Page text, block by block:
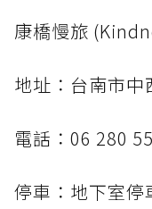
康橋慢旅
地址：台南市
電話：06 280
停車：地下室停